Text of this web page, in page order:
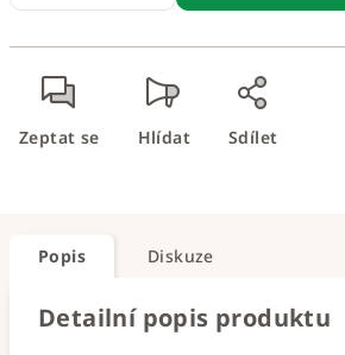
Zeptat se Hlídat Sdílet
Popis Diskuze
Detailní popis produktu